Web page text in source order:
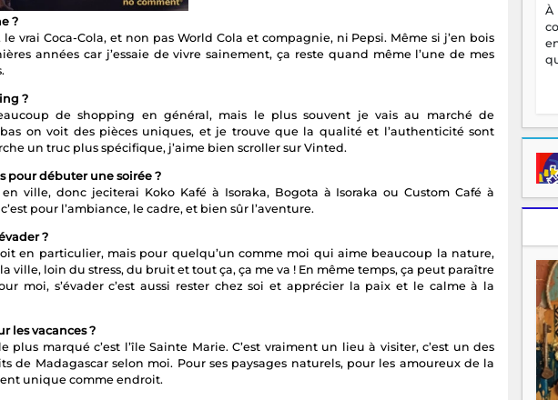
?
le vrai Coca-Cola, et non pas World Cola et compagnie, ni Pepsi. Même si j’en bois
années car j’essaie de vivre sainement, ça reste quand même l’une de mes
?
de shopping en général, mais le plus souvent je vais au marché de
bas on voit des pièces uniques, et je trouve que la qualité et l’authenticité sont
un truc plus spécifique, j’aime bien scroller sur Vinted.
pour débuter une soirée ?
ville, donc jeciterai Koko Kafé à Isoraka, Bogota à Isoraka ou Custom Café à
pour l’ambiance, le cadre, et bien sûr l’aventure.
?
en particulier, mais pour quelqu’un comme moi qui aime beaucoup la nature,
ville, loin du stress, du bruit et tout ça, ça me va ! En même temps, ça peut paraître
moi, s’évader c’est aussi rester chez soi et apprécier la paix et le calme à la
les vacances ?
plus marqué c’est l’île Sainte Marie. C’est vraiment un lieu à visiter, c’est un des
de Madagascar selon moi. Pour ses paysages naturels, pour les amoureux de la
unique comme endroit.